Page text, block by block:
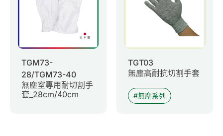
TGM73-
28/TGM73-40
無塵室專用耐切割手
套_28cm/40cm
TGT03
無塵高耐抗切割手套
無塵系列